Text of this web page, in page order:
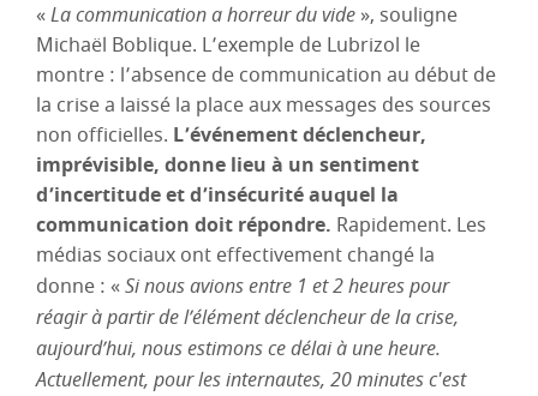
«La communication a horreur du vide », souligne
Michaël Boblique. L’exemple de Lubrizol le
montre : l’absence de communication au début de
la crise a laissé la place aux messages des sources
non officielles. L’événement déclencheur,
imprévisible, donne lieu à un sentiment
d’incertitude et d’insécurité auquel la
communication doit répondre. Rapidement. Les
médias sociaux ont effectivement changé la
donne : «Si nous avions entre 1 et 2 heures pour
réagir à partir de l’élément déclencheur de la crise,
aujourd’hui, nous estimons ce délai à une heure.
Actuellement, pour les internautes, 20 minutes c'est